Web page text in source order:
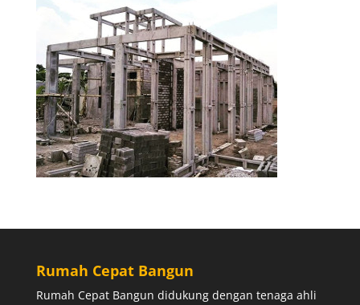
Rumah Cepat Bangun
Rumah Cepat Bangun didukung dengan tenaga ahli